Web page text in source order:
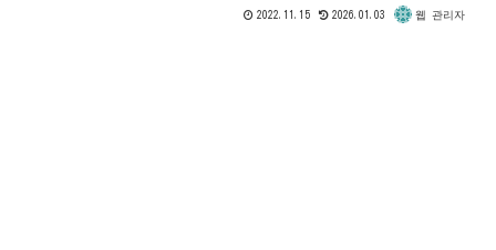
스턴스 등록 -> EC2 인스턴스 확인 -
>PHP7설치 -> Apache HTTP Server
2022.11.15 2026.01.03 웹 관리자